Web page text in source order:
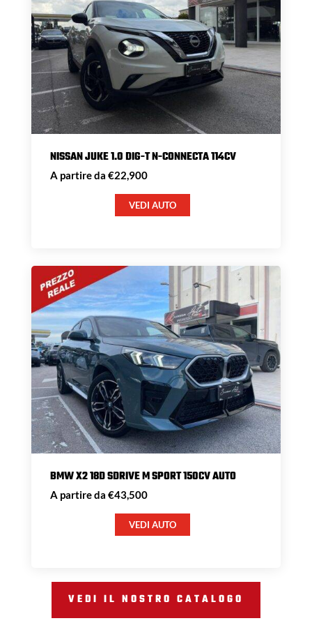
NISSAN JUKE 1.0 DIG-T N-CONNECTA 114CV
A partire da €22,900
VEDI AUTO
BMW X2 18D SDRIVE M SPORT 150CV AUTO
A partire da €43,500
VEDI AUTO
VEDI IL NOSTRO CATALOGO